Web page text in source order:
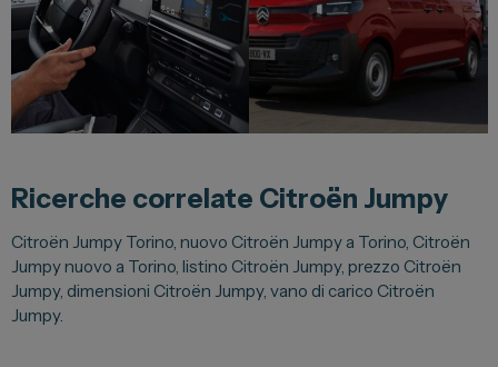
Ricerche correlate Citroën Jumpy
Citroën Jumpy Torino, nuovo Citroën Jumpy a Torino, Citroën
Jumpy nuovo a Torino, listino Citroën Jumpy, prezzo Citroën
Jumpy, dimensioni Citroën Jumpy, vano di carico Citroën
Jumpy.